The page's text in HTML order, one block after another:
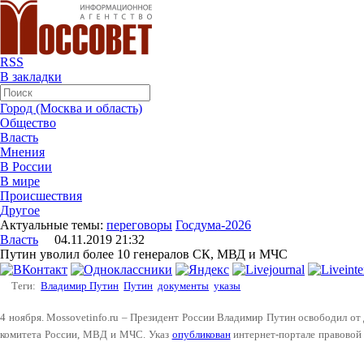
RSS
В закладки
Город (Москва и область)
Общество
Власть
Мнения
В России
В мире
Происшествия
Другое
Актуальные темы: переговоры Госдума-2026
Власть 04.11.2019 21:32
Путин уволил более 10 генералов СК, МВД и МЧС
Теги: Владимир Путин Путин документы указы
4 ноября. Mossovetinfo.ru – Президент России Владимир Путин освободил от
комитета России, МВД и МЧС. Указ опубликованинтернет-портале